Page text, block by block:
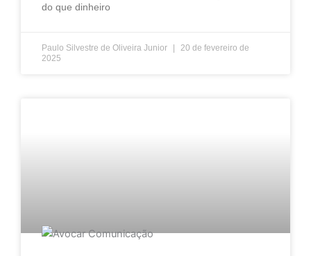
do que dinheiro
Paulo Silvestre de Oliveira Junior
20 de fevereiro de
2025